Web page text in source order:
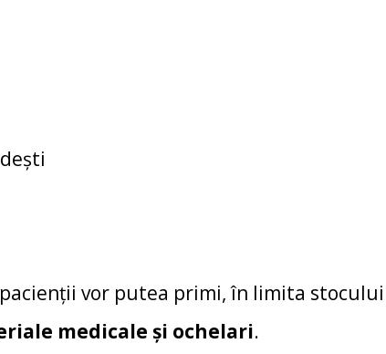
vor putea primi, în limita stocului
medicale și ochelari.